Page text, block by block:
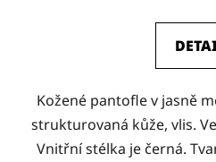
Kožené pantofle v jasně
strukturovaná kůže, vlis.
Vnitřní stélka je černá.